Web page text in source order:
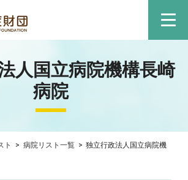
人国立病院機構長崎
病院
ト > 病院リスト一覧 > 独立行政法人国立病院機